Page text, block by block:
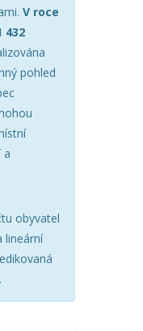
V roce
432
pohled
a
obyvatel
lineární